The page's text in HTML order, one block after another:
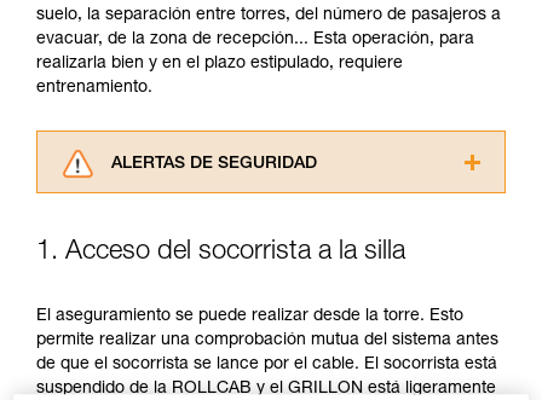
suelo, la separación entre torres, del número de pasajeros a
evacuar, de la zona de recepción... Esta operación, para
realizarla bien y en el plazo estipulado, requiere
entrenamiento.
ALERTAS DE SEGURIDAD
consultarlo. Usted debe comprender la
comprender este complemento informativo.
Dominar estas técnicas requiere una formación
y un entrenamiento específico. Confirme a
través de un profesional su capacidad para
1. Acceso del socorrista a la silla
El aseguramiento se puede realizar desde la torre. Esto
permite realizar una comprobación mutua del sistema antes
de que el socorrista se lance por el cable. El socorrista está
suspendido de la ROLLCAB y el GRILLON está ligeramente